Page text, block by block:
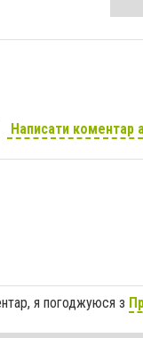
Написати коментар
я погоджуюся з